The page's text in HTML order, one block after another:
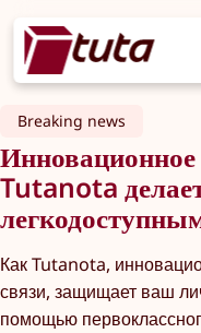
Breaking news
Tutanota
Как Tutanota,
связи, защищает ваш
помощью